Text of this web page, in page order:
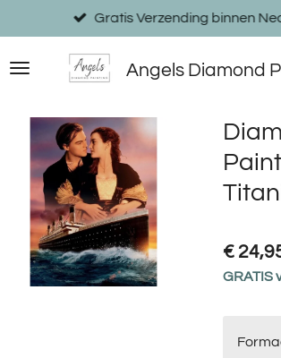
direct
naar
Angels Diamond
Gratis Verzending binnen
€
GRATIS